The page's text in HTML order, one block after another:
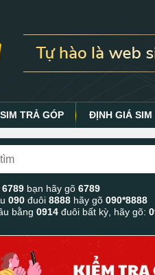
SIM TRẢ GÓP ĐỊNH GIÁ SIM
6789 bạn hãy gõ6789
090đuôi8888 hãy gõ090*8888
bằng0914 đuôi bất kỳ, hãy gõ: